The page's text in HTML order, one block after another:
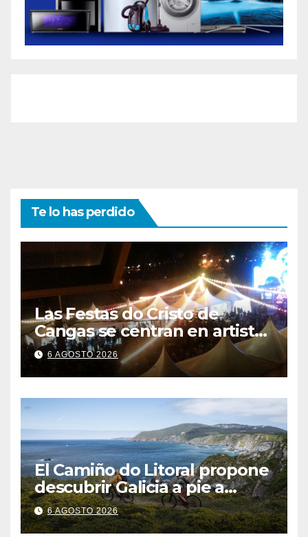
Te lo has perdido
Las Festas do Cristo de
Cangas se centran en artistas
gallegos
6 AGOSTO 2026
El Camiño do Litoral propone
descubrir Galicia a pie a
través de más de 1.300
kilómetros
6 AGOSTO 2026